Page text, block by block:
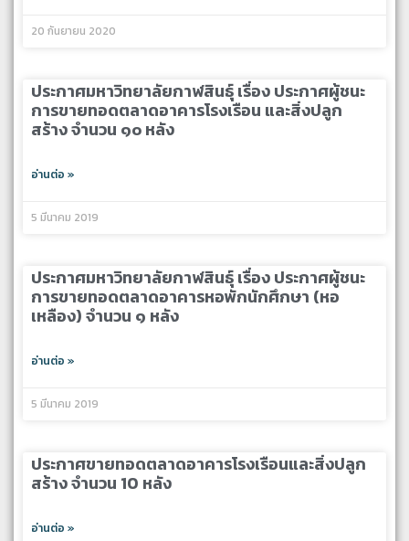
20 กันยายน 2020
ประกาศมหาวิทยาลัยกาฬสินธุ์ เรื่อง ประกาศผู้ชนะ
การขายทอดตลาดอาคารโรงเรือน และสิ่งปลูก
สร้าง จำนวน ๑๐ หลัง
อ่านต่อ »
5 มีนาคม 2019
ประกาศมหาวิทยาลัยกาฬสินธุ์ เรื่อง ประกาศผู้ชนะ
การขายทอดตลาดอาคารหอพักนักศึกษา (หอ
เหลือง) จำนวน ๑ หลัง
อ่านต่อ »
5 มีนาคม 2019
ประกาศขายทอดตลาดอาคารโรงเรือนและสิ่งปลูก
สร้าง จำนวน 10 หลัง
อ่านต่อ »